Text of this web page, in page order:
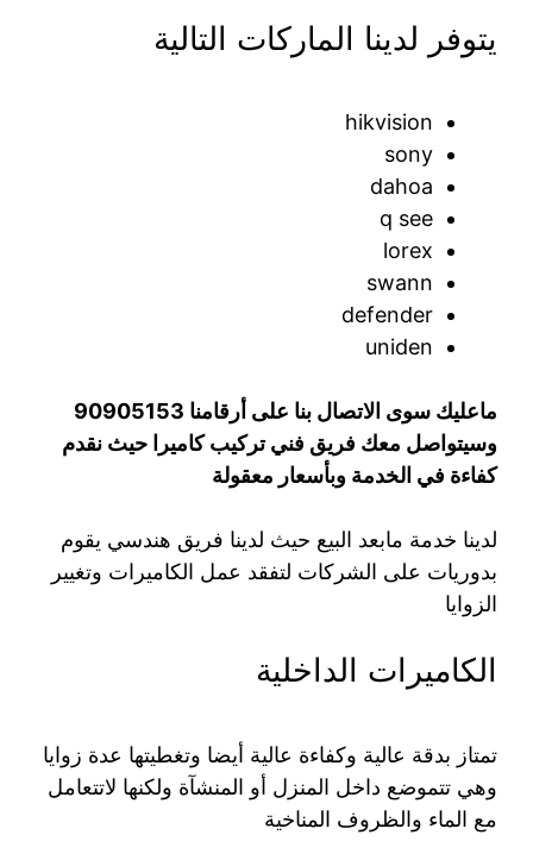
يتوفر لدينا الماركات التالية
hikvision
sony
dahoa
q see
lorex
swann
defender
uniden
ماعليك سوى الاتصال بنا على أرقامنا 90905153
وسيتواصل معك فريق فني تركيب كاميرا حيث نقدم
كفاءة في الخدمة وبأسعار معقولة
لدينا خدمة مابعد البيع حيث لدينا فريق هندسي يقوم
بدوريات على الشركات لتفقد عمل الكاميرات وتغيير
الزوايا
الكاميرات الداخلية
تمتاز بدقة عالية وكفاءة عالية أيضا وتغطيتها عدة زوايا
وهي تتموضع داخل المنزل أو المنشآة ولكنها لاتتعامل
مع الماء والظروف المناخية